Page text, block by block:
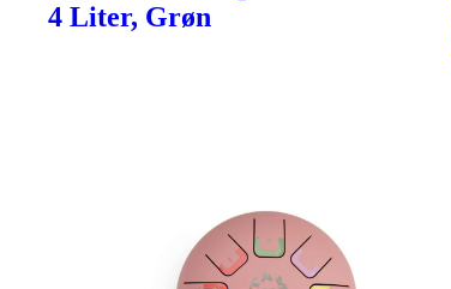
4 Liter, Grøn